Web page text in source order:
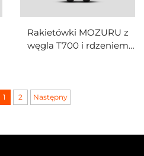
Rakietówki MOZURU z
węgla T700 i rdzeniem
1 2 Następny